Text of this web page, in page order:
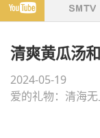
清爽黄瓜汤
2024-05-19
爱的礼物：清海